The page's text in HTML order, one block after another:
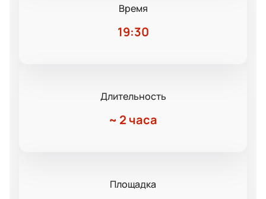
Время
19:30
Длительность
~ 2 часа
Площадка